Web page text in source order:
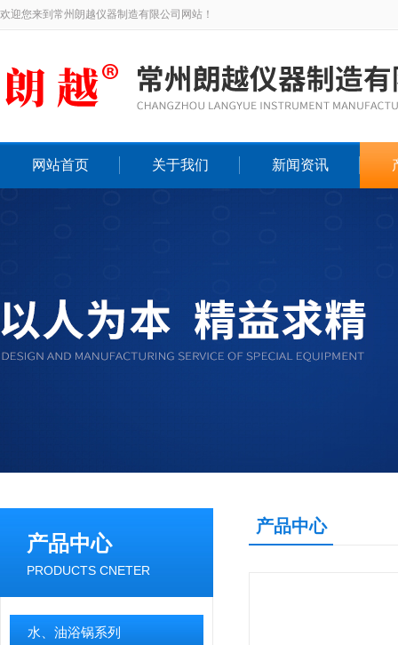
欢迎您来到常州朗越仪器制造有限公司网站！
网站首页 关于我们 新闻资讯
产品中心
PRODUCTS CNETER
水、油浴锅系列
产品中心